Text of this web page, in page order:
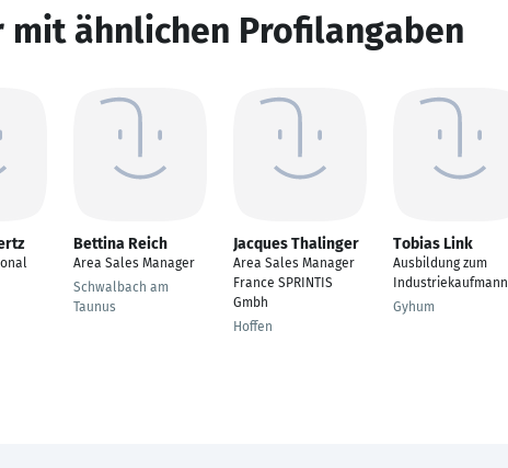
mit ähnlichen Profilangaben
Bettina Reich
Area Sales Manager
Schwalbach am
Taunus
Jacques Thalinger
Area Sales Manager
France SPRINTIS
Gmbh
Hoffen
Tobias Link
Ausbildung zum
Industriekaufmann
Gyhum